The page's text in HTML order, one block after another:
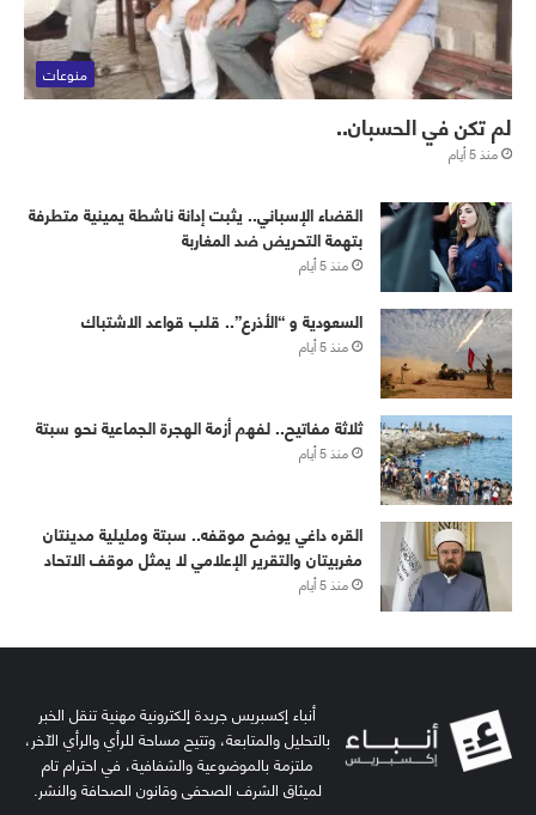
منوعات
لم تكن في الحسبان..
منذ 5 أيام
القضاء الإسباني.. يثبت إدانة ناشطة يمينية متطرفة
بتهمة التحريض ضد المغاربة
منذ 5 أيام
‏⁧‫السعودية‬⁩ و “الأذرع”.. قلب قواعد الاشتباك
منذ 5 أيام
ثلاثة مفاتيح.. لفهم أزمة الهجرة الجماعية نحو سبتة
منذ 5 أيام
القره داغي يوضح موقفه.. سبتة ومليلية مدينتان
مغربيتان والتقرير الإعلامي لا يمثل موقف الاتحاد
منذ 5 أيام
أنباء إكسبريس جريدة إلكترونية مهنية تنقل الخبر
بالتحليل والمتابعة، وتتيح مساحة للرأي والرأي الآخر،
ملتزمة بالموضوعية والشفافية، في احترام تام
لميثاق الشرف الصحفي وقانون الصحافة والنشر.